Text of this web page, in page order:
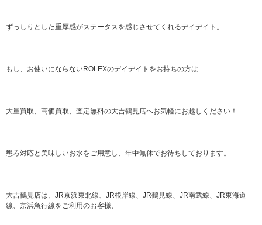
ずっしりとした重厚感がステータスを感じさせてくれるデイデイト。
もし、お使いにならないROLEXのデイデイトをお持ちの方は
大量買取、高価買取、査定無料の大吉鶴見店へお気軽にお越しください！
懇ろ対応と美味しいお水をご用意し、年中無休でお待ちしております。
大吉鶴見店は、JR京浜東北線、JR根岸線、JR鶴見線、JR南武線、JR東海道
線、京浜急行線をご利用のお客様、